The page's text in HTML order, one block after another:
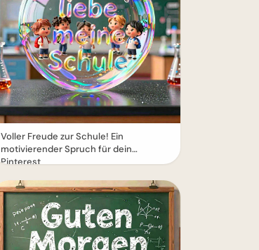
Voller Freude zur Schule! Ein
motivierender Spruch für dein
Pinterest